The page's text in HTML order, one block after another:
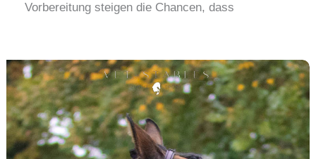
Vorbereitung steigen die Chancen, dass